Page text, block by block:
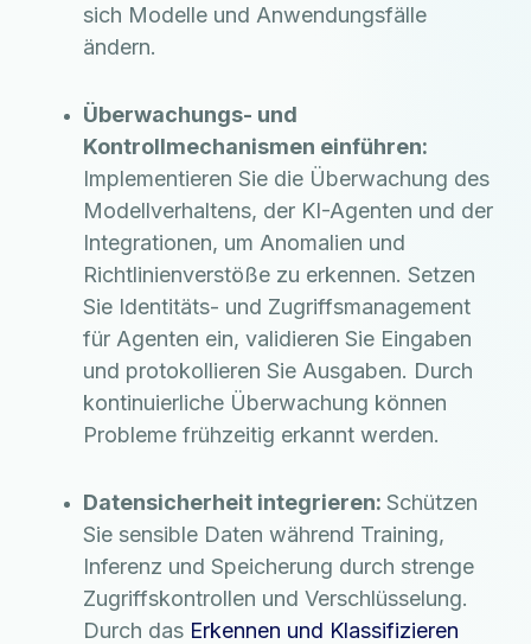
sich Modelle und Anwendungsfälle
ändern.
Überwachungs- und
Kontrollmechanismen einführen:
Implementieren Sie die Überwachung des
Modellverhaltens, der KI-Agenten und der
Integrationen, um Anomalien und
Richtlinienverstöße zu erkennen. Setzen
Sie Identitäts- und Zugriffsmanagement
für Agenten ein, validieren Sie Eingaben
und protokollieren Sie Ausgaben. Durch
kontinuierliche Überwachung können
Probleme frühzeitig erkannt werden.
Datensicherheit integrieren: Schützen
Sie sensible Daten während Training,
Inferenz und Speicherung durch strenge
Zugriffskontrollen und Verschlüsselung.
Durch das Erkennen und Klassifizieren